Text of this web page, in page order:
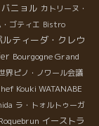
ニョル カトリーヌ・
・ゴティエ Bistro
ルティーダ・クレウ
Bourgogne Grand
界ピノ・ノワール会議
Kouki WATANABE
ラ・トォルトゥーガ
イーストラ